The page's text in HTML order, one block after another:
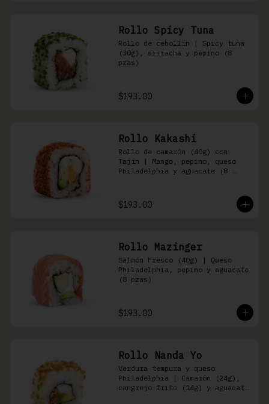
Rollo Spicy Tuna
Rollo de cebollín | Spicy tuna
(30g), sriracha y pepino (8
pzas)
$193.00
Rollo Kakashi
Rollo de camarón (40g) con
Tajín | Mango, pepino, queso
Philadelphia y aguacate (8
$193.00
Rollo Mazinger
Salmón Fresco (40g) | Queso
Philadelphia, pepino y aguacate
(8 pzas)
$193.00
Rollo Nanda Yo
Verdura tempura y queso
Philadelphia | Camarón (24g),
cangrejo frito (14g) y aguacate